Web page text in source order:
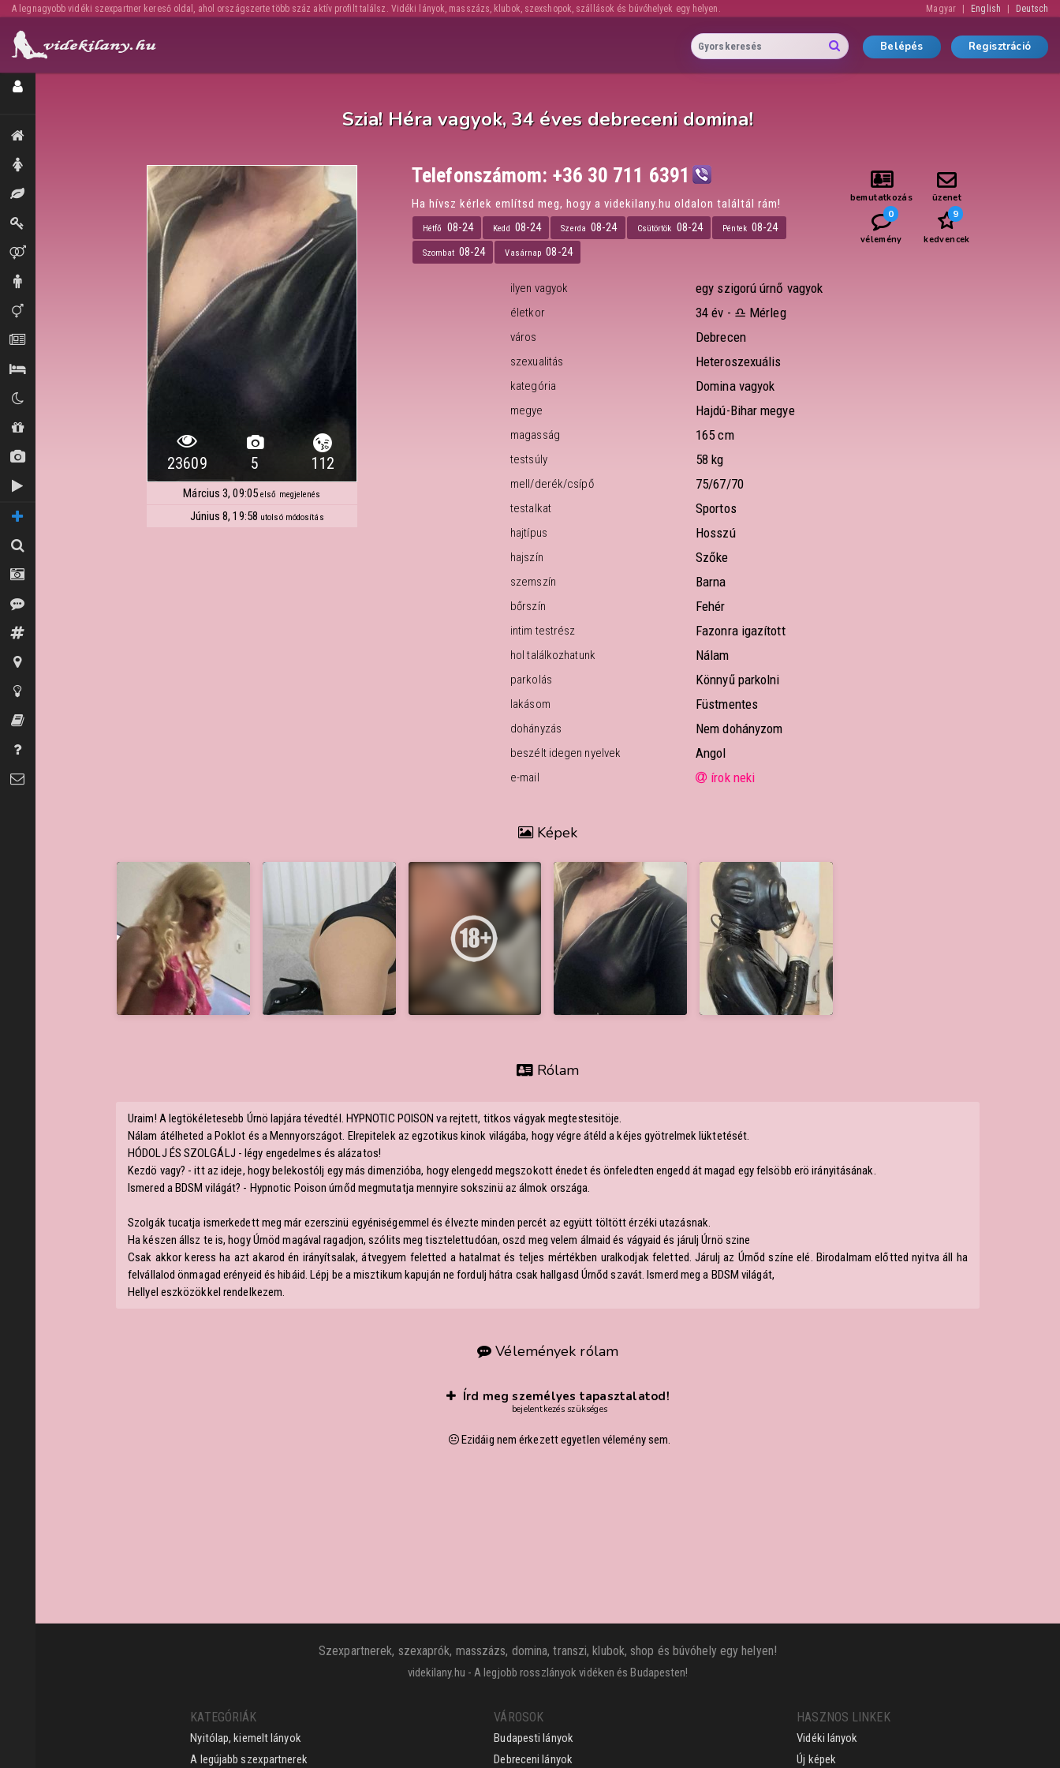
A legnagyobb vidéki szexpartner kereső oldal, ahol országszerte több száz aktív profilt találsz. Vidéki lányok, masszázs, klubok, szexshopok, szállások és búvóhelyek egy helyen. Magyar English Deutsch
Belépés Regisztráció
Szia! Héra vagyok, 34 éves debreceni domina!
23609 5 112
Március 3, 09:05 első megjelenés
Június 8, 19:58 utolsó módosítás
Telefonszámom: +36 30 711 6391
Ha hívsz kérlek említsd meg, hogy a videkilany.hu oldalon találtál rám!
Hétfő 08-24 Kedd 08-24 Szerda 08-24 Csütörtök 08-24 Péntek 08-24
Szombat 08-24 Vasárnap 08-24
bemutatkozás üzenet
0
vélemény
9
kedvencek
ilyen vagyok egy szigorú úrnő vagyok
életkor 34 év - ♎ Mérleg
város Debrecen
szexualitás Heteroszexuális
kategória Domina vagyok
megye Hajdú-Bihar megye
magasság 165 cm
testsúly 58 kg
mell/derék/csípő 75/67/70
testalkat Sportos
hajtípus Hosszú
hajszín Szőke
szemszín Barna
bőrszín Fehér
intim testrész Fazonra igazított
hol találkozhatunk Nálam
parkolás Könnyű parkolni
lakásom Füstmentes
dohányzás Nem dohányzom
beszélt idegen nyelvek Angol
e-mail írok neki
Képek
Rólam
Uraim! A legtökéletesebb Úrnö lapjára tévedtél. HYPNOTIC POISON va rejtett, titkos vágyak megtestesitöje.
Nálam átélheted a Poklot és a Mennyországot. Elrepitelek az egzotikus kinok világába, hogy végre átéld a kéjes gyötrelmek lüktetését.
HÓDOLJ ÉS SZOLGÁLJ - légy engedelmes és alázatos!
Kezdö vagy? - itt az ideje, hogy belekostólj egy más dimenzióba, hogy elengedd megszokott énedet és önfeledten engedd át magad egy felsöbb erö irányitásának.
Ismered a BDSM világát? - Hypnotic Poison úrnőd megmutatja mennyire sokszinü az álmok országa.
Szolgák tucatja ismerkedett meg már ezerszinü egyéniségemmel és élvezte minden percét az együtt töltött érzéki utazásnak.
Ha készen állsz te is, hogy Úrnöd magával ragadjon, szólits meg tisztelettudóan, oszd meg velem álmaid és vágyaid és járulj Úrnö szine
Csak akkor keress ha azt akarod én irányítsalak, átvegyem feletted a hatalmat és teljes mértékben uralkodjak feletted. Járulj az Úrnőd színe elé. Birodalmam előtted nyitva áll ha
felvállalod önmagad erényeid és hibáid. Lépj be a misztikum kapuján ne fordulj hátra csak hallgasd Úrnőd szavát. Ismerd meg a BDSM világát,
Hellyel eszközökkel rendelkezem.
Vélemények rólam
Írd meg személyes tapasztalatod!
bejelentkezés szükséges
Ezidáig nem érkezett egyetlen vélemény sem.
Szexpartnerek, szexaprók, masszázs, domina, transzi, klubok, shop és búvóhely egy helyen!
videkilany.hu - A legjobb rosszlányok vidéken és Budapesten!
KATEGÓRIÁK
Nyitólap, kiemelt lányok
A legújabb szexpartnerek
VÁROSOK
Budapesti lányok
Debreceni lányok
HASZNOS LINKEK
Vidéki lányok
Új képek